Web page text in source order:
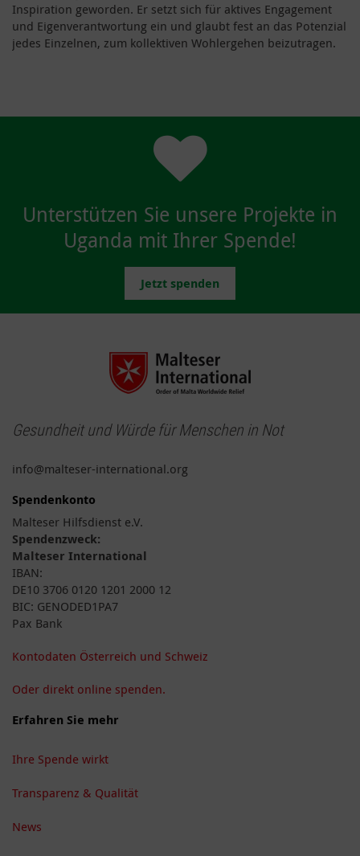
Inspiration geworden. Er setzt sich für aktives Engagement
und Eigenverantwortung ein und glaubt fest an das Potenzial
jedes Einzelnen, zum kollektiven Wohlergehen beizutragen.
Unterstützen Sie unsere Projekte in
Uganda mit Ihrer Spende!
Jetzt spenden
Gesundheit und Würde für Menschen in Not
info@malteser-international.org
Spendenkonto
Malteser Hilfsdienst e.V.
Spendenzweck:
Malteser International
IBAN:
DE10 3706 0120 1201 2000 12
BIC: GENODED1PA7
Pax Bank
Kontodaten Österreich und Schweiz
Oder direkt online spenden.
Erfahren Sie mehr
Ihre Spende wirkt
Transparenz & Qualität
News